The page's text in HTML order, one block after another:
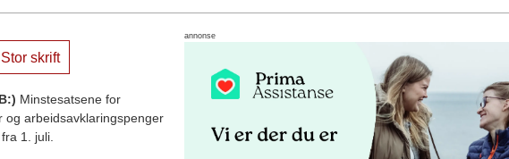
annonse
Stor skrift
Minstesatsene for
og arbeidsavklaringspenger
1. juli.